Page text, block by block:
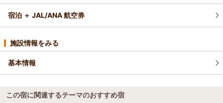
宿泊 ＋ JAL/ANA 航空券
施設情報をみる
基本情報
この宿に関連するテーマのおすすめ宿